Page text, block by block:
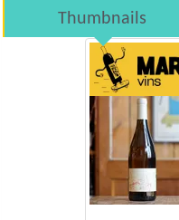
Thumbnails